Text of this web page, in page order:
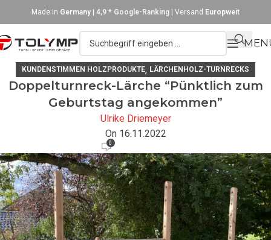
Made in Germany 4,9 * Google-Ranking | Versand Europweit
KUNDENSTIMMEN HOLZPRODUKTE, LÄRCHENHOLZ-TURNRECKS
Doppelturnreck-Lärche “Pünktlich zum
Geburtstag angekommen”
Ulrike Driemeyer
On 16.11.2022
0